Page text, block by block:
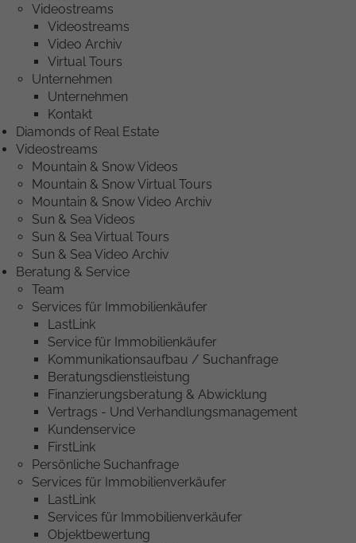
Videostreams
Videostreams
Video Archiv
Virtual Tours
Unternehmen
Unternehmen
Kontakt
Diamonds of Real Estate
Videostreams
Mountain & Snow Videos
Mountain & Snow Virtual Tours
Mountain & Snow Video Archiv
Sun & Sea Videos
Sun & Sea Virtual Tours
Sun & Sea Video Archiv
Beratung & Service
Team
Services für Immobilienkäufer
LastLink
Service für Immobilienkäufer
Kommunikationsaufbau / Suchanfrage
Beratungsdienstleistung
Finanzierungsberatung & Abwicklung
Vertrags - Und Verhandlungsmanagement
Kundenservice
FirstLink
Persönliche Suchanfrage
Services für Immobilienverkäufer
LastLink
Services für Immobilienverkäufer
Objektbewertung